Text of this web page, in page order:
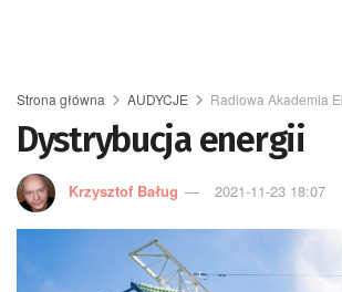
Strona główna AUDYCJE Radiowa Akademia
Dystrybucja energii
Krzysztof Baług 2021-11-23 18:07